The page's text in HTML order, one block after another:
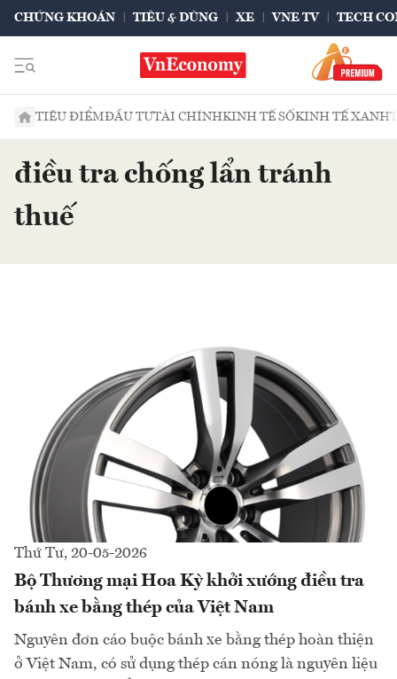
CHỨNG KHOÁN TIÊU & DÙNG XE VNE TV TECH
TIÊU ĐIỂMĐẦU TƯTÀI CHÍNHKINH TẾ SỐKINH TẾ XANH
điều tra chống lẩn tránh
thuế
Thứ Tư, 20-05-2026
Bộ Thương mại Hoa Kỳ khởi xướng điều tra
bánh xe bằng thép của Việt Nam
Nguyên đơn cáo buộc bánh xe bằng thép hoàn thiện
ở Việt Nam, có sử dụng thép cán nóng là nguyên liệu